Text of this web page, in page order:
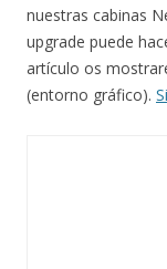
nuestras cabinas
upgrade puede
artículo os
(entorno gráfico).